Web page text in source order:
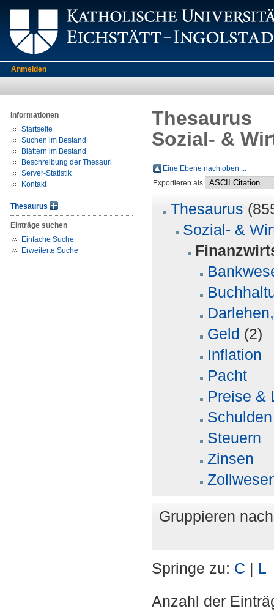
Anmelden
Informationen
Startseite
Suchen im Bestand
Blättern im Bestand
Beschreibung der Thesauri
Server-Statistik
Kontakt
Thesaurus
Einträge suchen
Einfache Suche
Erweiterte Suche
Thesaurus
Sozial- &
Eine Ebene nach oben ...
Exportieren als
Thesaurus
Sozial- &
Geld (2)
Inflation
Pacht
Preise &
Schulden
Steuern
Zinsen
Gruppieren
Springe zu: C | L
Anzahl der